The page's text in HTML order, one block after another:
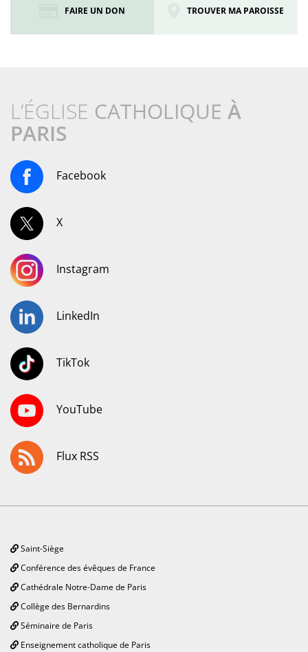
FAIRE UN DON TROUVER MA PAROISSE
L’ÉGLISE CATHOLIQUE À
PARIS
Facebook
X
Instagram
LinkedIn
TikTok
YouTube
Flux RSS
Saint-Siège
Conférence des évêques de France
Cathédrale Notre-Dame de Paris
Collège des Bernardins
Séminaire de Paris
Enseignement catholique de Paris